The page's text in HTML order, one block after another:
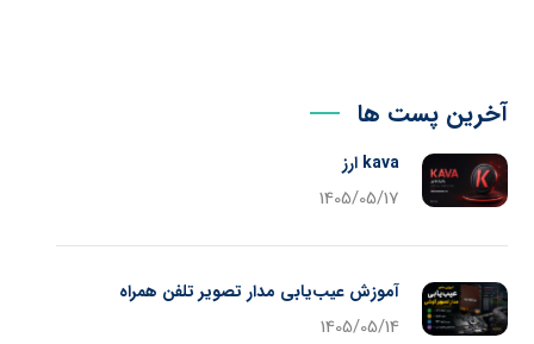
آخرین پست ها
kava ارز
1405/05/17
آموزش عیب‌یابی مدار تصویر تلفن همراه
1405/05/14